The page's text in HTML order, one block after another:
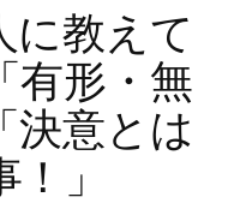
に教えて
有形・無
決意とは
」